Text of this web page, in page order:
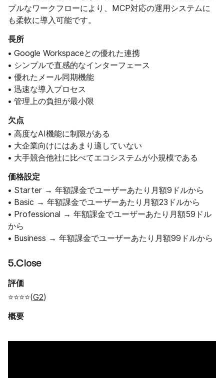
プルなワークフローにより、MCP対応の運用システムに
も柔軟に導入可能です。
長所
• Google Workspaceとの優れた連携
• シンプルで直感的なインターフェース
• 優れたメール同期機能
• 迅速な導入プロセス
• 管理上の負担が最小限
欠点
• 高度なAI機能に制限がある
• 大企業向けにはあまり適していない
• 大手競合他社に比べてエコシステムが小規模である
価格設定
• Starter → 年額課金でユーザーあたり月額9ドルから
• Basic → 年額課金でユーザーあたり月額23ドルから
• Professional → 年額課金でユーザーあたり月額59ドル
から
• Business → 年額課金でユーザーあたり月額99ドルから
5.Close
評価
⭐⭐⭐⭐(G2)
概要